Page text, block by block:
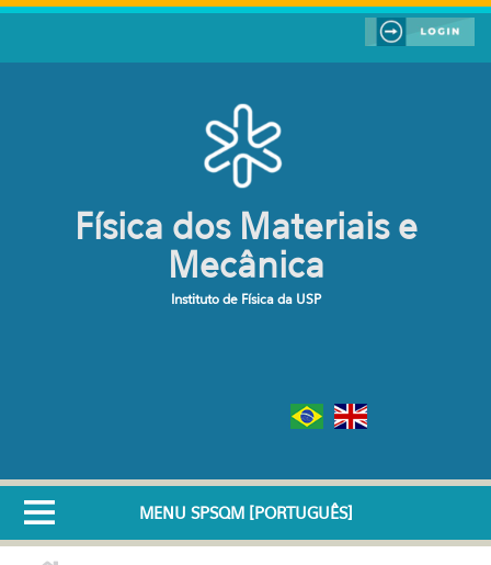
Pular para o conteúdo principal
Física dos Materiais e
Mecânica
Instituto de Física da USP
MENU SPSQM [PORTUGUÊS]